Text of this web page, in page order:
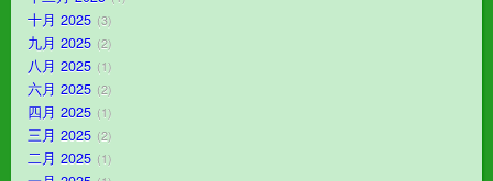
十月 2025 3
九月 2025 2
八月 2025 1
六月 2025 2
四月 2025 1
三月 2025 2
二月 2025 1